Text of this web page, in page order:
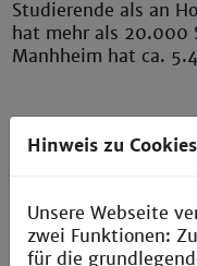
Studierende als an
hat mehr als 20.000
Manhheim hat ca.
Abschluss
"Master" sind
oder einer
Hinweis zu Cookies
Unsere Webseite
zwei Funktionen:
für die